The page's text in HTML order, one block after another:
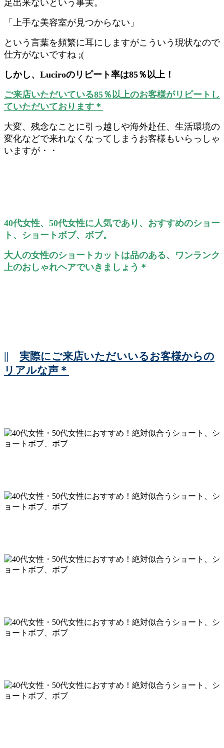
足出来ないという事実。
「上手な美容室が見つからない」
という言葉を頻繁に耳にしますがこういう現状なので
仕方がないですね ;(
しかし、Luciroのリピート率は85％以上！
ご来店いただいている85％以上のお客様がリピートし
ていただいております＊
大変、残念なことに引っ越しや海外赴任、生活環境の
変化などで来れなくなってしまうお客様もいらっしゃ
いますが・・
40代女性、50代女性に人気であり、おすすめのショー
ト、ショートボブ、ボブ。
大人の女性のショートカットは品のある、ワンランク
上のおしゃれヘアでいきましょう＊
|| 実際にご来店いただいいるお客様からの
リアルな声＊